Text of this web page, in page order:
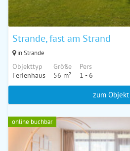
Strande, fast am Strand
in Strande
Objekttyp
Ferienhaus
Größe
56 m²
Pers
1 - 6
zum Objekt
online buchbar